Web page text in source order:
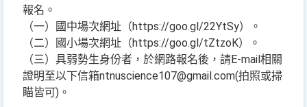
報名。
（一）國中場次網址（https://goo.gl/22YtSy）。
（二）國小場次網址（https://goo.gl/tZtzoK）。
（三）具弱勢生身份者，於網路報名後，請E-mail相關
證明至以下信箱ntnuscience107@gmail.com(拍照或掃
瞄皆可)。